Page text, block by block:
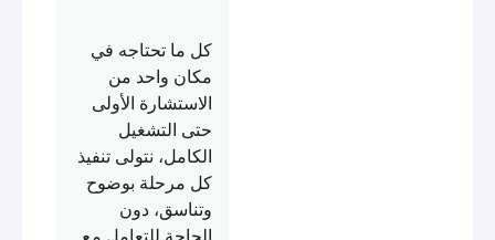
كل ما تحتاجه في
مكان واحد من
الاستشارة الأولى
حتى التشغيل
الكامل، نتولى تنفيذ
كل مرحلة بوضوح
وتناسق، دون
الحاجة للتعامل مع